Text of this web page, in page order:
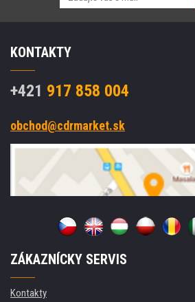
KONTAKTY
+421 917 858 004
obchod@cdrmarket.sk
ZÁKAZNÍCKY SERVIS
Kontakty